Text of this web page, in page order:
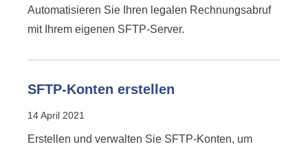
Automatisieren Sie Ihren legalen Rechnungsabruf
mit Ihrem eigenen SFTP-Server.
SFTP-Konten erstellen
14 April 2021
Erstellen und verwalten Sie SFTP-Konten, um